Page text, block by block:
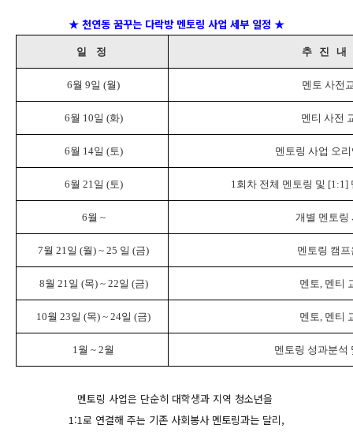
★ 천연동 꿈꾸는 다락방 멘토링 사업 세부 일정 ★
일 정 추 진 내
6월 9일 (월) 멘토 사전
6월 10일 (화) 멘티 사전
6월 14일 (토) 멘토링 사업 오
6월 21일 (토) 1회차 전체 멘토링 및 [1:1]
6월 ~ 개별 멘토링
7월 21일 (월) ~ 25 일 (금) 멘토링 캠프
8월 21일 (목) ~ 22일 (금) 멘토, 멘티
10월 23일 (목) ~ 24일 (금) 멘토, 멘티
1월 ~ 2월 멘토링 성과분석
멘토링 사업은 단순히 대학생과 지역 청소년을
1:1로 연결해 주는 기존 사회봉사 멘토링과는 달리,